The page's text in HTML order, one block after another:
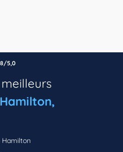
5,0
Hamilton,
Hamilton